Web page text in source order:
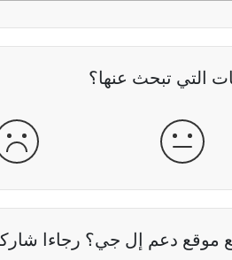
التي تبحث عنها؟
عادية
دعم إل جي؟ رجاءا